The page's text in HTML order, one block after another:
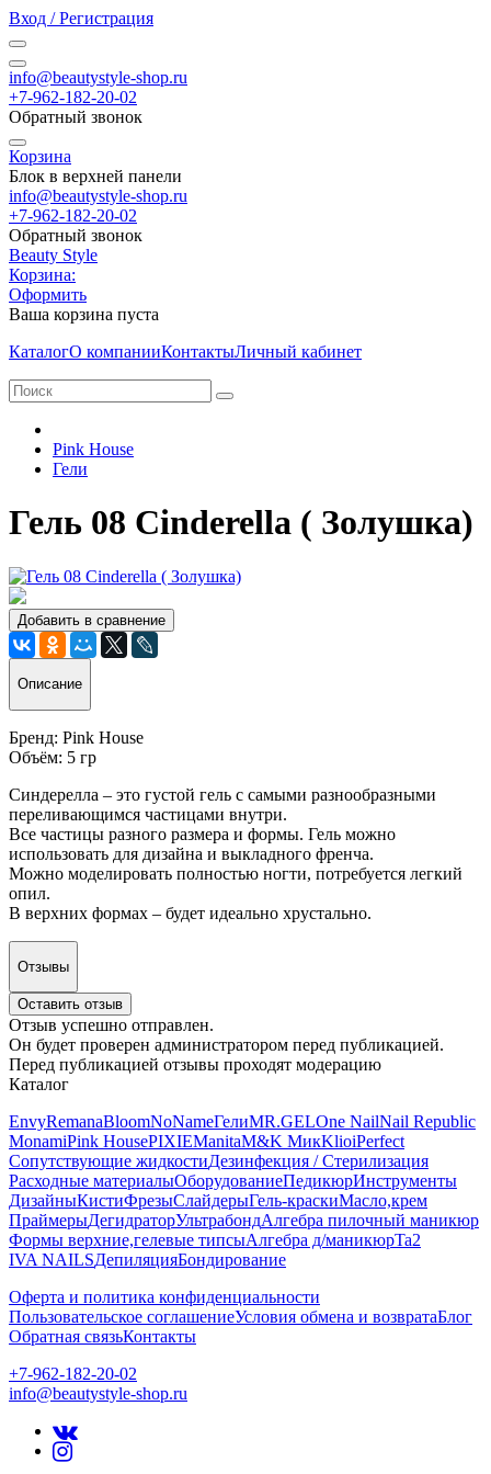
Вход / Регистрация
info@beautystyle-shop.ru
+7-962-182-20-02
Обратный звонок
Корзина
Блок в верхней панели
info@beautystyle-shop.ru
+7-962-182-20-02
Обратный звонок
Beauty Style
Корзина:
Оформить
Ваша корзина пуста
КаталогО компанииКонтактыЛичный кабинет
Pink House
Гели
Гель 08 Cinderella ( Золушка)
Добавить в сравнение
Описание
Бренд: Pink House
Объём: 5 гр
Синдерелла – это густой гель с самыми разнообразными
переливающимся частицами внутри.
Все частицы разного размера и формы. Гель можно
использовать для дизайна и выкладного френча.
Можно моделировать полностью ногти, потребуется легкий
опил.
В верхних формах – будет идеально хрустально.
Отзывы
Оставить отзыв
Отзыв успешно отправлен.
Он будет проверен администратором перед публикацией.
Перед публикацией отзывы проходят модерацию
Каталог
EnvyRemanaBloomNoNameГелиMR.GELOne NailNail Republic
MonamiPink HousePIXIEManitaM&K МикKlioiPerfect
Сопутствующие жидкостиДезинфекция / Стерилизация
Расходные материалыОборудованиеПедикюрИнструменты
ДизайныКистиФрезыСлайдерыГель-краскиМасло,крем
ПраймерыДегидраторУльтрабондАлгебра пилочный маникюр
Формы верхние,гелевые типсыАлгебра д/маникюрTa2
IVA NAILSДепиляцияБондирование
Оферта и политика конфиденциальности
Пользовательское соглашениеУсловия обмена и возвратаБлог
Обратная связьКонтакты
+7-962-182-20-02
info@beautystyle-shop.ru